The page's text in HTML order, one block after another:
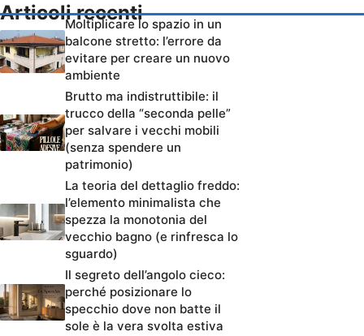
Articoli recenti
Moltiplicare lo spazio in un
balcone stretto: l’errore da
evitare per creare un nuovo
ambiente
Brutto ma indistruttibile: il
trucco della “seconda pelle”
per salvare i vecchi mobili
(senza spendere un
patrimonio)
La teoria del dettaglio freddo:
l’elemento minimalista che
spezza la monotonia del
vecchio bagno (e rinfresca lo
sguardo)
Il segreto dell’angolo cieco:
perché posizionare lo
specchio dove non batte il
sole è la vera svolta estiva